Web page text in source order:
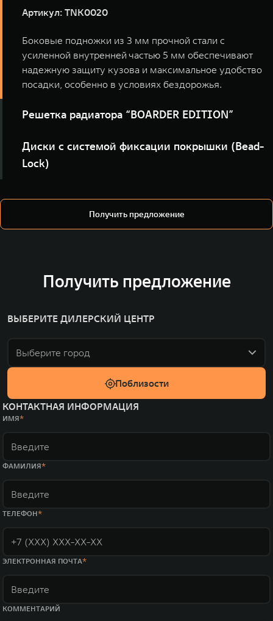
Артикул: TNK0020
Боковые подножки из 3 мм прочной стали с
усиленной внутренней частью 5 мм обеспечивают
надежную защиту кузова и максимальное удобство
посадки, особенно в условиях бездорожья.
Решетка радиатора “BOARDER EDITION”
Решетка радиатора “BOARDER EDITION” из прочного
Диски с системой фиксации покрышки (Bead-
Lock)
Колесные диски со специальным элементом Beadlock
(бедлок) - надежно фиксируют край шины и не
Получить предложение
Получить предложение
ВЫБЕРИТЕ ДИЛЕРСКИЙ ЦЕНТР
Выберите город
Поблизости
КОНТАКТНАЯ ИНФОРМАЦИЯ
ИМЯ
ФАМИЛИЯ
ТЕЛЕФОН
ЭЛЕКТРОННАЯ ПОЧТА
КОММЕНТАРИЙ